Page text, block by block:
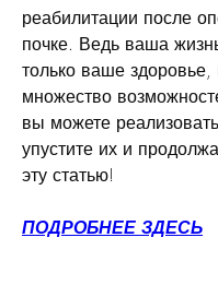
реабилитации после
почке. Ведь ваша
только ваше здоровье,
множество
вы можете
упустите их и
эту статью!
ПОДРОБНЕЕ ЗДЕСЬ